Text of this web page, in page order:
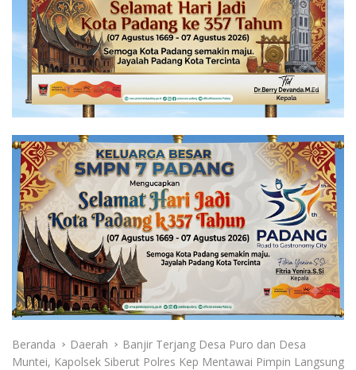
Beranda Daerah
Banjir Terjang Desa Puro dan Desa
Muntei, Kapolsek Siberut Polres Kep Mentawai Pimpin Langsung